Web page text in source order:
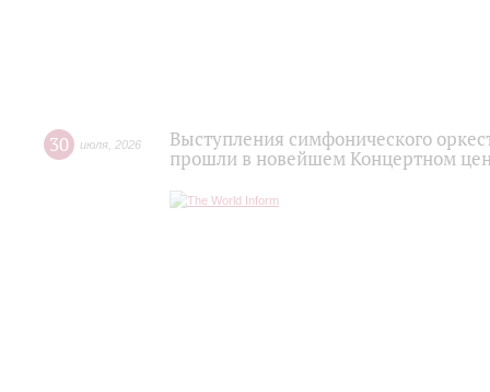
30 июля 2026
Выступления симфонического
прошли в новейшем Концертном